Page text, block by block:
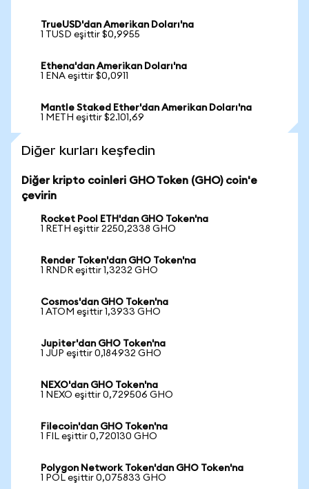
TrueUSD'dan Amerikan Doları'na
1 TUSD eşittir $0,9955
Ethena'dan Amerikan Doları'na
1 ENA eşittir $0,0911
Mantle Staked Ether'dan Amerikan Doları'na
1 METH eşittir $2.101,69
Diğer kurları keşfedin
Diğer kripto coinleri GHO Token (GHO) coin'e
çevirin
Rocket Pool ETH'dan GHO Token'na
1 RETH eşittir 2250,2338 GHO
Render Token'dan GHO Token'na
1 RNDR eşittir 1,3232 GHO
Cosmos'dan GHO Token'na
1 ATOM eşittir 1,3933 GHO
Jupiter'dan GHO Token'na
1 JUP eşittir 0,184932 GHO
NEXO'dan GHO Token'na
1 NEXO eşittir 0,729506 GHO
Filecoin'dan GHO Token'na
1 FIL eşittir 0,720130 GHO
Polygon Network Token'dan GHO Token'na
1 POL eşittir 0,075833 GHO